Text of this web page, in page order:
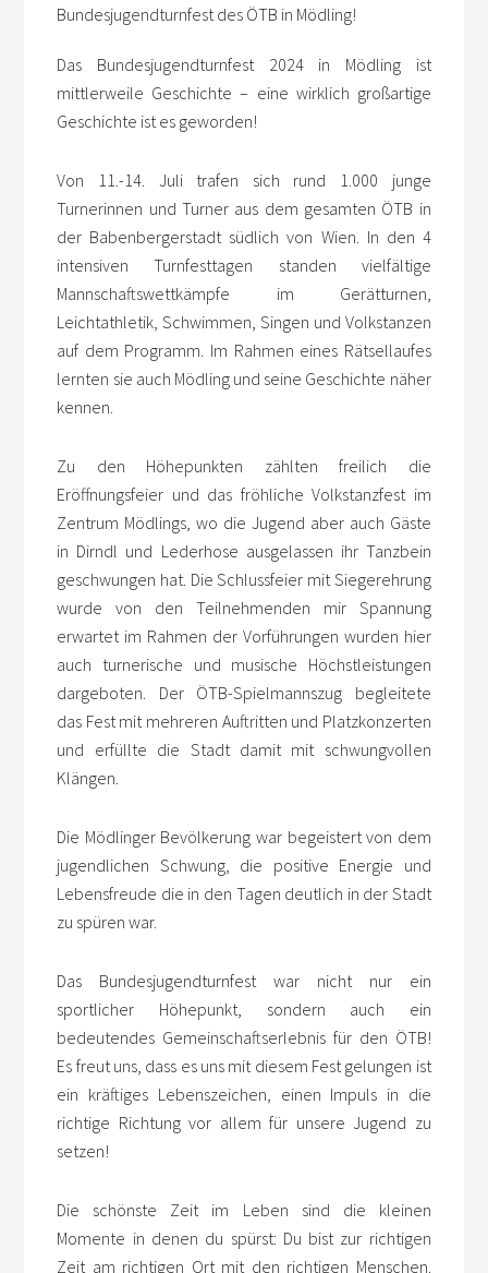
Das Bundesjugendturnfest 2024 in Mödling ist
mittlerweile Geschichte – eine wirklich großartige
Geschichte ist es geworden!
Von 11.-14. Juli trafen sich rund 1.000 junge
Turnerinnen und Turner aus dem gesamten ÖTB in
der Babenbergerstadt südlich von Wien. In den 4
intensiven Turnfesttagen standen vielfältige
Mannschaftswettkämpfe im Gerätturnen,
Leichtathletik, Schwimmen, Singen und Volkstanzen
auf dem Programm. Im Rahmen eines Rätsellaufes
lernten sie auch Mödling und seine Geschichte näher
kennen.
Zu den Höhepunkten zählten freilich die
Eröffnungsfeier und das fröhliche Volkstanzfest im
Zentrum Mödlings, wo die Jugend aber auch Gäste
in Dirndl und Lederhose ausgelassen ihr Tanzbein
geschwungen hat. Die Schlussfeier mit Siegerehrung
wurde von den Teilnehmenden mir Spannung
erwartet im Rahmen der Vorführungen wurden hier
auch turnerische und musische Höchstleistungen
dargeboten. Der ÖTB-Spielmannszug begleitete
das Fest mit mehreren Auftritten und Platzkonzerten
und erfüllte die Stadt damit mit schwungvollen
Klängen.
Die Mödlinger Bevölkerung war begeistert von dem
jugendlichen Schwung, die positive Energie und
Lebensfreude die in den Tagen deutlich in der Stadt
zu spüren war.
Das Bundesjugendturnfest war nicht nur ein
sportlicher Höhepunkt, sondern auch ein
bedeutendes Gemeinschaftserlebnis für den ÖTB!
Es freut uns, dass es uns mit diesem Fest gelungen ist
ein kräftiges Lebenszeichen, einen Impuls in die
richtige Richtung vor allem für unsere Jugend zu
setzen!
Die schönste Zeit im Leben sind die kleinen
Momente in denen du spürst: Du bist zur richtigen
Zeit am richtigen Ort mit den richtigen Menschen.